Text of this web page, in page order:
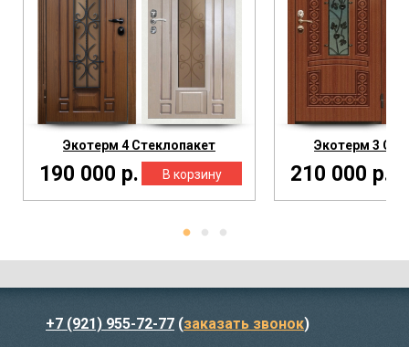
Экотерм 4 Стеклопакет
190 000 р.
Экотерм 3
210 000 р.
+7 (921) 955-72-77 (заказать звонок)